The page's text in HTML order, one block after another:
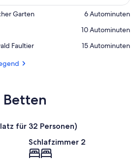
Garten
‪6 Autominuten‬
‪10 Autominuten‬
Faultier
‪15 Autominuten‬
für 32 Personen)
Schlafzimmer 2